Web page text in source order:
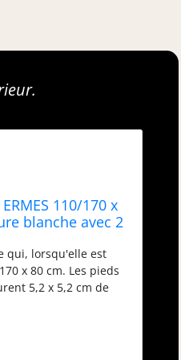
110/170 x
blanche avec 2
qui, lorsqu'elle est
x 80 cm. Les pieds
5,2 x 5,2 cm de
naturel. Facilité
table extensible de